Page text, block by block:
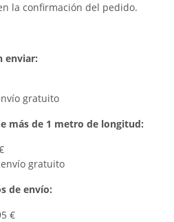
la confirmación del pedido.
enviar:
gratuito
más de 1 metro de longitud:
gratuito
de envío:
€